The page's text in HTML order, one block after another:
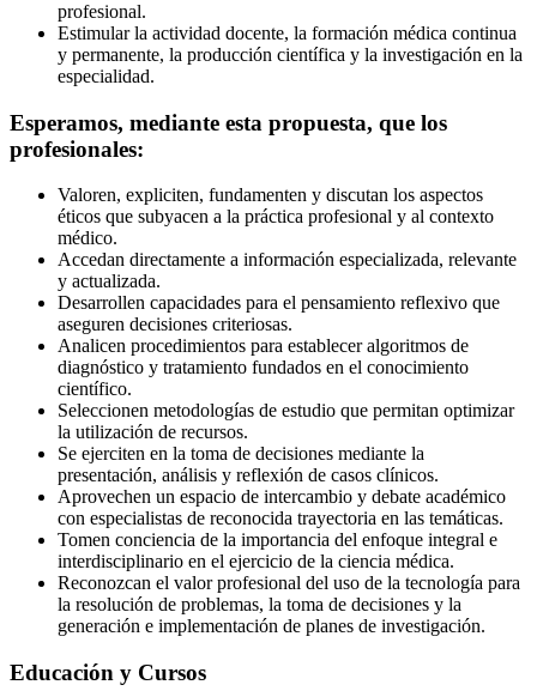
profesional.
Estimular la actividad docente, la formación médica continua
y permanente, la producción científica y la investigación en la
especialidad.
Esperamos, mediante esta propuesta, que los
profesionales:
Valoren, expliciten, fundamenten y discutan los aspectos
éticos que subyacen a la práctica profesional y al contexto
médico.
Accedan directamente a información especializada, relevante
y actualizada.
Desarrollen capacidades para el pensamiento reflexivo que
aseguren decisiones criteriosas.
Analicen procedimientos para establecer algoritmos de
diagnóstico y tratamiento fundados en el conocimiento
científico.
Seleccionen metodologías de estudio que permitan optimizar
la utilización de recursos.
Se ejerciten en la toma de decisiones mediante la
presentación, análisis y reflexión de casos clínicos.
Aprovechen un espacio de intercambio y debate académico
con especialistas de reconocida trayectoria en las temáticas.
Tomen conciencia de la importancia del enfoque integral e
interdisciplinario en el ejercicio de la ciencia médica.
Reconozcan el valor profesional del uso de la tecnología para
la resolución de problemas, la toma de decisiones y la
generación e implementación de planes de investigación.
Educación y Cursos